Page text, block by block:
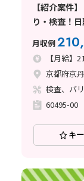
【紹介案件
り・検査！
月収例
【月給】
京都府京
検査、バ
60495-00
キ